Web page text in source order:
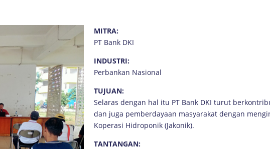
MITRA:
PT Bank DKI
INDUSTRI:
Perbankan Nasional
TUJUAN:
Selaras dengan hal itu PT Bank DKI turut
dan juga pemberdayaan masyarakat dengan
Koperasi Hidroponik (Jakonik).
TANTANGAN: